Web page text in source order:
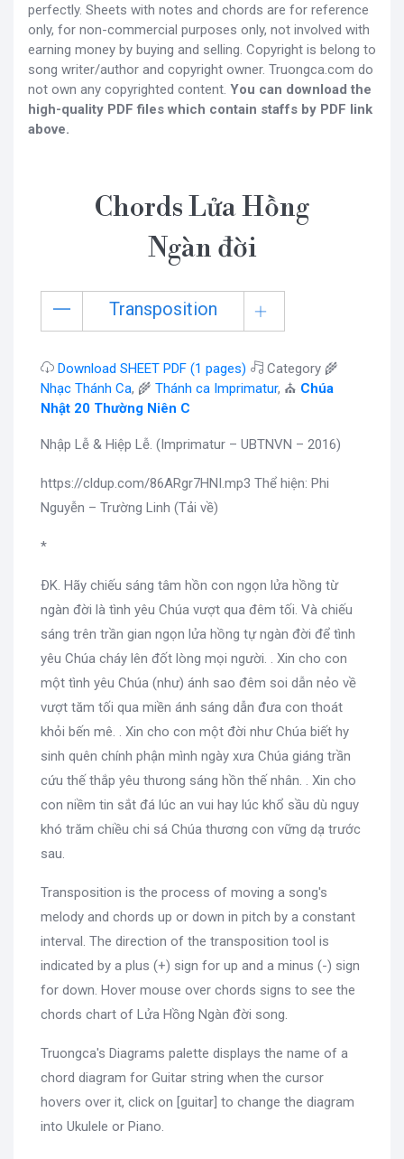
perfectly. Sheets with notes and chords are for reference
only, for non-commercial purposes only, not involved with
earning money by buying and selling. Copyright is belong to
song writer/author and copyright owner. Truongca.com do
not own any copyrighted content. You can download the
high-quality PDF files which contain staffs by PDF link
above.
Chords Lửa Hồng
Ngàn đời
Transposition
Download SHEET PDF (1 pages)
Category 🌾
Nhạc Thánh Ca, 🌾 Thánh ca Imprimatur, ⛪ Chúa
Nhật 20 Thường Niên C
Nhập Lễ & Hiệp Lễ. (Imprimatur – UBTNVN – 2016)
https://cldup.com/86ARgr7HNI.mp3 Thể hiện: Phi
Nguyễn – Trường Linh (Tải về)
*
ÐK. Hãy chiếu sáng tâm hồn con ngọn lửa hồng từ
ngàn đời là tình yêu Chúa vượt qua đêm tối. Và chiếu
sáng trên trần gian ngọn lửa hồng tự ngàn đời để tình
yêu Chúa cháy lên đốt lòng mọi người. . Xin cho con
một tình yêu Chúa (như) ánh sao đêm soi dẫn nẻo về
vượt tăm tối qua miền ánh sáng dẫn đưa con thoát
khỏi bến mê. . Xin cho con một đời như Chúa biết hy
sinh quên chính phận mình ngày xưa Chúa giáng trần
cứu thế thắp yêu thưong sáng hồn thế nhân. . Xin cho
con niềm tin sắt đá lúc an vui hay lúc khổ sầu dù nguy
khó trăm chiều chi sá Chúa thương con vững dạ trước
sau.
Transposition is the process of moving a song's
melody and chords up or down in pitch by a constant
interval. The direction of the transposition tool is
indicated by a plus (+) sign for up and a minus (-) sign
for down. Hover mouse over chords signs to see the
chords chart of Lửa Hồng Ngàn đời song.
Truongca's Diagrams palette displays the name of a
chord diagram for Guitar string when the cursor
hovers over it, click on [guitar] to change the diagram
into Ukulele or Piano.